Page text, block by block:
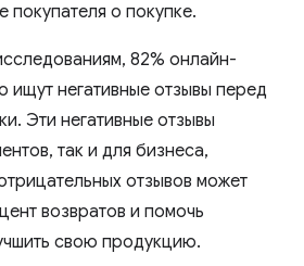
покупателя о покупке.
82% онлайн-
ищут негативные отзывы перед
Эти негативные отзывы
так и для бизнеса,
отзывов может
возвратов и помочь
свою продукцию.